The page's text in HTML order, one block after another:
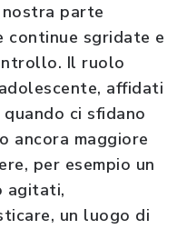
parte
continue sgridate e
Il ruolo
affidati
ci sfidano
ancora maggiore
per esempio un
agitati,
un luogo di